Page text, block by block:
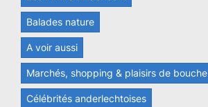
Balades nature
A voir aussi
Marchés, shopping & plaisirs de bouche
Célébrités anderlechtoises